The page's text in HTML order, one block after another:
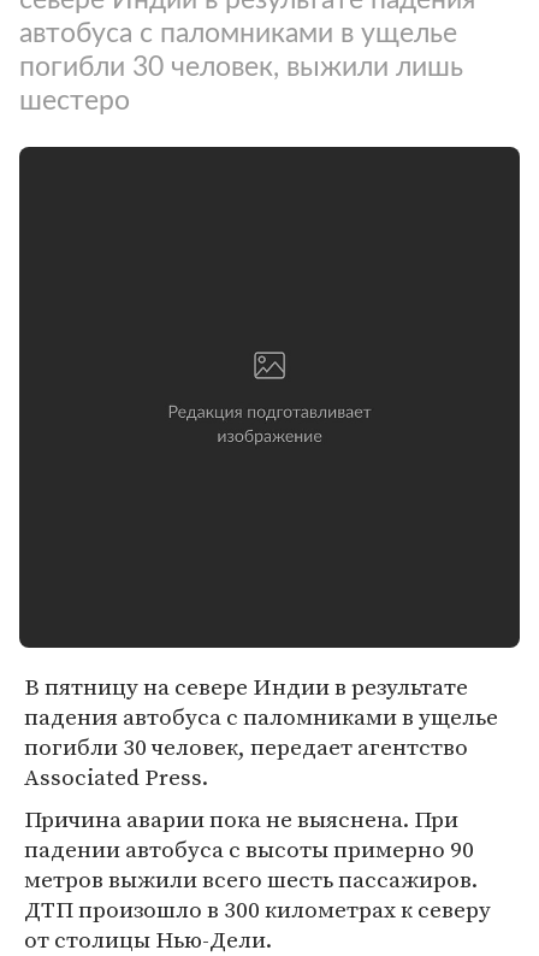
автобуса с паломниками в ущелье
погибли 30 человек, выжили лишь
шестеро
В пятницу на севере Индии в результате
падения автобуса с паломниками в ущелье
погибли 30 человек, передает агентство
Associated Press.
Причина аварии пока не выяснена. При
падении автобуса с высоты примерно 90
метров выжили всего шесть пассажиров.
ДТП произошло в 300 километрах к северу
от столицы Нью-Дели.